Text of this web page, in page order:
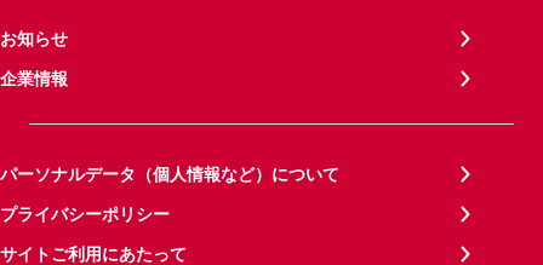
お知らせ
企業情報
パーソナルデータ（個人情報など）について
プライバシーポリシー
サイトご利用にあたって